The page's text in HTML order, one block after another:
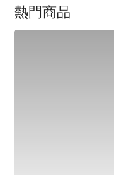
師，提供多樣化服務。
b. 交通方便：尖沙
熱門商品